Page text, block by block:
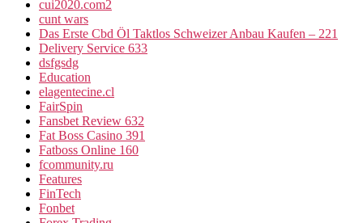
cui2020.com2
cunt wars
Das Erste Cbd Öl Taktlos Schweizer Anbau Kaufen – 221
Delivery Service 633
dsfgsdg
Education
elagentecine.cl
FairSpin
Fansbet Review 632
Fat Boss Casino 391
Fatboss Online 160
fcommunity.ru
Features
FinTech
Fonbet